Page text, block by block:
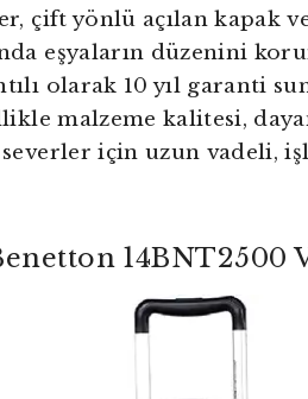
çift yönlü açılan kapak
eşyaların düzenini
olarak 10 yıl garanti
malzeme kalitesi,
için uzun vadeli,
14BNT2500